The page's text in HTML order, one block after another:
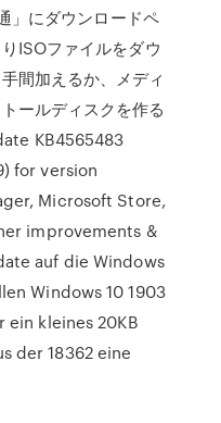
」にダウンロードペ
ISOファイルをダウ
間加えるか、メディ
ールディスクを作る
KB4565483
for version
Microsoft Store,
improvements &
auf die Windows
Windows 10 1903
kleines 20KB
der 18362 eine